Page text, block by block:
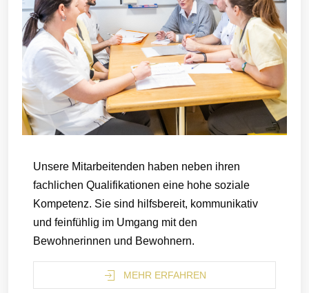
Unsere Mitarbeitenden haben neben ihren
fachlichen Qualifikationen eine hohe soziale
Kompetenz. Sie sind hilfsbereit, kommunikativ
und feinfühlig im Umgang mit den
Bewohnerinnen und Bewohnern.
MEHR ERFAHREN